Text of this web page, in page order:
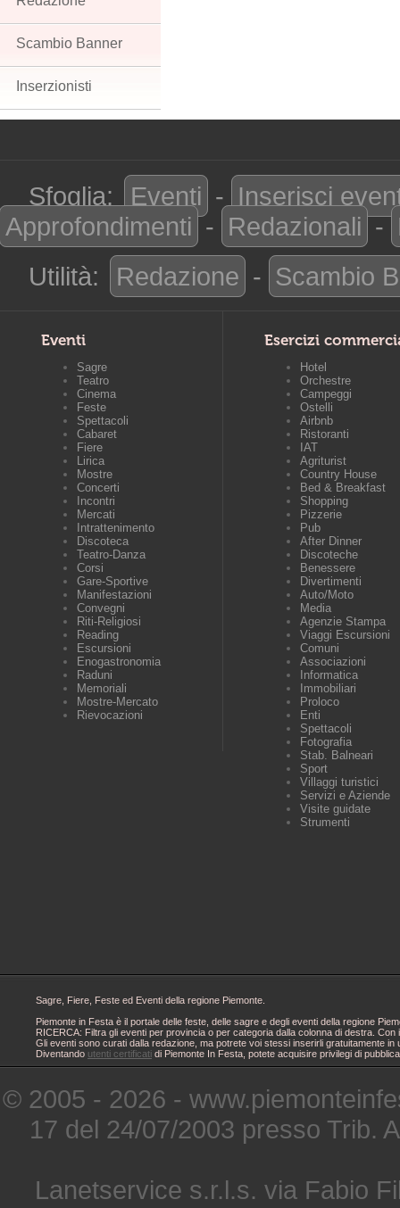
Scambio Banner
Inserzionisti
Sfoglia: Eventi - Inserisci
Approfondimenti - Redazionali -
Utilità:
Redazione - Scambio
Eventi
Sagre
Teatro
Cinema
Feste
Spettacoli
Cabaret
Fiere
Lirica
Mostre
Concerti
Incontri
Mercati
Intrattenimento
Discoteca
Teatro-Danza
Corsi
Gare-Sportive
Manifestazioni
Convegni
Riti-Religiosi
Reading
Escursioni
Enogastronomia
Raduni
Memoriali
Mostre-Mercato
Rievocazioni
Esercizi
Hotel
Orchestre
Campeggi
Ostelli
Airbnb
Ristoranti
IAT
Agriturist
Country House
Bed & Breakfast
Shopping
Pizzerie
Pub
After Dinner
Discoteche
Benessere
Divertimenti
Auto/Moto
Media
Agenzie Stampa
Viaggi Escursioni
Comuni
Associazioni
Informatica
Immobiliari
Proloco
Enti
Spettacoli
Fotografia
Stab. Balneari
Sport
Villaggi turistici
Servizi e Aziende
Visite guidate
Strumenti
Sagre, Fiere, Feste ed Eventi della regione Piemonte.
Piemonte in Festa è il portale delle feste, delle sagre e degli eventi della regione
RICERCA: Filtra gli eventi per provincia o per categoria dalla colonna di destra.
Gli eventi sono curati dalla redazione, ma potrete voi stessi inserirli gratuitamente
Diventando utenti certificati di Piemonte In Festa, potete acquisire privilegi di
© 2005 - 2026 -
17 del 24/07/2003 presso Trib.
Lanetservice s.r.l.s. via Fabio